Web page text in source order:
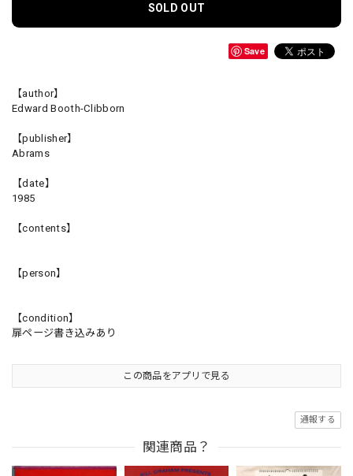
SOLD OUT
Save
【author】
Edward Booth-Clibborn
【publisher】
Abrams
【date】
1985
【contents】
【person】
【condition】
扉ページ書き込みあり
この商品をアプリで見る
通報する
関連商品？